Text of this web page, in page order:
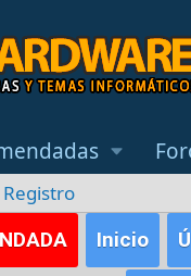
Registro
Inicio